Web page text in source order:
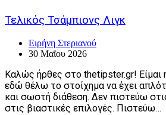
Τελικός Τσάμπιονς Λιγκ
Ειρήνη Στεριανού
30 Μαΐου 2026
Καλώς ήρθες στο thetipster.gr! Είμαι
εδώ θέλω το στοίχημα να έχει
και σωστή διάθεση. Δεν πιστεύω
στις βιαστικές επιλογές. Πιστεύω…